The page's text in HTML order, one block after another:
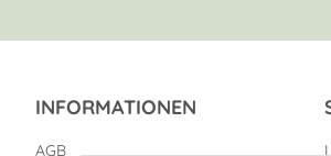
INFORMATIONEN
AGB